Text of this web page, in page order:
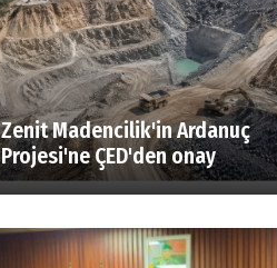
Zenit Madencilik'in Ardanuç
Projesi'ne ÇED'den onay